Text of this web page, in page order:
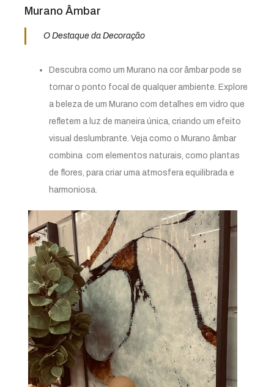
Murano Âmbar
O Destaque da Decoração
Descubra como um Murano na cor âmbar pode se
tornar o ponto focal de qualquer ambiente. Explore
a beleza de um Murano com detalhes em vidro que
refletem a luz de maneira única, criando um efeito
visual deslumbrante. Veja como o Murano âmbar
combina com elementos naturais, como plantas
de flores, para criar uma atmosfera equilibrada e
harmoniosa.